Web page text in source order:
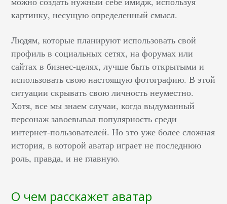
картинку, несущую определенный смысл.
Людям, которые планируют использовать свой
профиль в социальных сетях, на форумах или
сайтах в бизнес-целях, лучше быть открытыми и
использовать свою настоящую фотографию. В этой
ситуации скрывать свою личность неуместно.
Хотя, все мы знаем случаи, когда выдуманный
персонаж завоевывал популярность среди
интернет-пользователей. Но это уже более сложная
история, в которой аватар играет не последнюю
роль, правда, и не главную.
О чем расскажет аватар